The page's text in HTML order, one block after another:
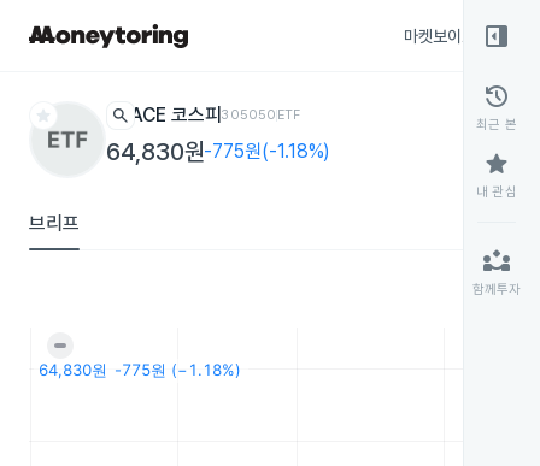
마켓보이스
star search ACE 코스피 305050 ETF
64,830원-775원(-1.18%)
브리프
right_panel_open
history
최근 본
star
내 관심
partner_exchange
함께투자